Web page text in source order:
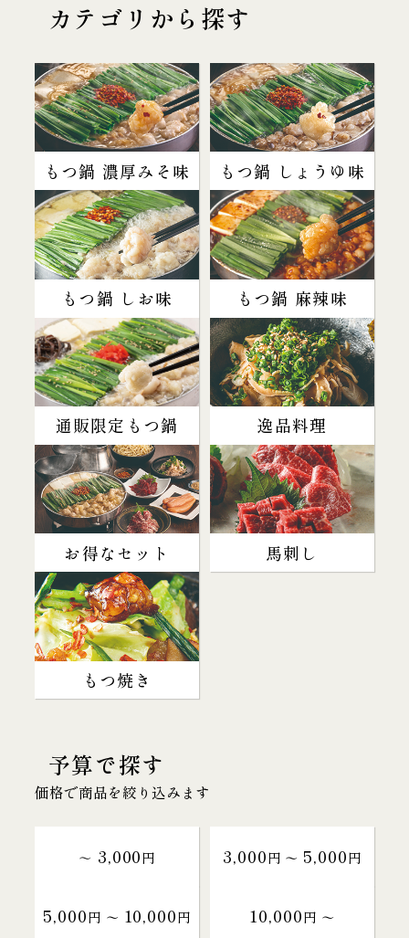
カテゴリから探す
もつ鍋 濃厚みそ味 もつ鍋 しょうゆ味
もつ鍋 しお味 もつ鍋 麻辣味
通販限定もつ鍋 逸品料理
お得なセット 馬刺し
もつ焼き
予算で探す
価格で商品を絞り込みます
～ 3,000円 3,000円 〜 5,000円
5,000円 〜 10,000円 10,000円 〜